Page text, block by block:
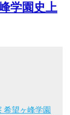
学園史上
希望ヶ峰学園